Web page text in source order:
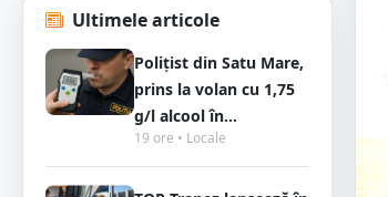
Ultimele articole
Polițist din Satu Mare,
prins la volan cu 1,75
g/l alcool în...
19 ore • Locale